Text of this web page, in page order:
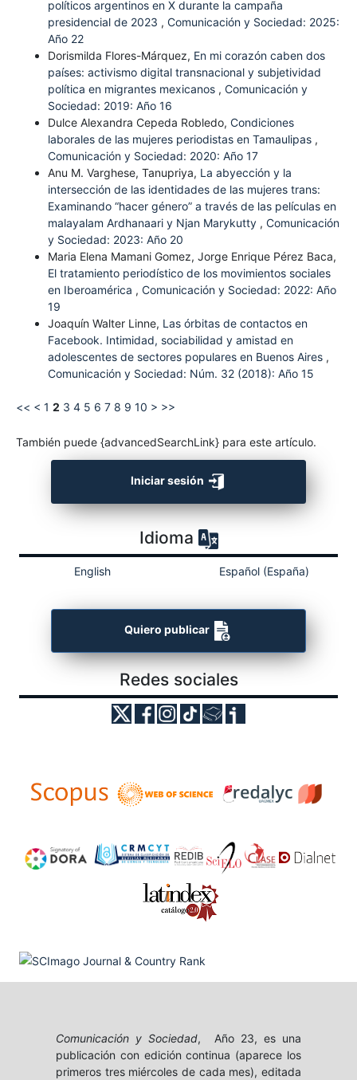
políticos argentinos en X durante la campaña
presidencial de 2023 , Comunicación y Sociedad: 2025:
Año 22
Dorismilda Flores-Márquez, En mi corazón caben dos
países: activismo digital transnacional y subjetividad
política en migrantes mexicanos , Comunicación y
Sociedad: 2019: Año 16
Dulce Alexandra Cepeda Robledo, Condiciones
laborales de las mujeres periodistas en Tamaulipas ,
Comunicación y Sociedad: 2020: Año 17
Anu M. Varghese, Tanupriya, La abyección y la
intersección de las identidades de las mujeres trans:
Examinando “hacer género” a través de las películas en
malayalam Ardhanaari y Njan Marykutty , Comunicación
y Sociedad: 2023: Año 20
Maria Elena Mamani Gomez, Jorge Enrique Pérez Baca,
El tratamiento periodístico de los movimientos sociales
en Iberoamérica , Comunicación y Sociedad: 2022: Año
19
Joaquín Walter Linne, Las órbitas de contactos en
Facebook. Intimidad, sociabilidad y amistad en
adolescentes de sectores populares en Buenos Aires ,
Comunicación y Sociedad: Núm. 32 (2018): Año 15
<< < 1 2 3 4 5 6 7 8 9 10 > >>
También puede {advancedSearchLink} para este artículo.
Iniciar sesión
Idioma
English Español (España)
Quiero publicar
Redes sociales
Comunicación y Sociedad, Año 23, es una
publicación con edición continua (aparece los
primeros tres miércoles de cada mes), editada